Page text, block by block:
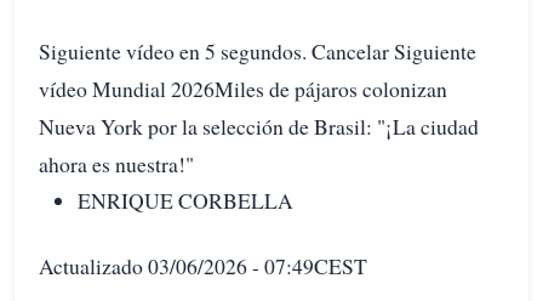
Siguiente vídeo en 5 segundos. Cancelar Siguiente
vídeo Mundial 2026Miles de pájaros colonizan
Nueva York por la selección de Brasil: "¡La ciudad
ahora es nuestra!"
ENRIQUE CORBELLA
Actualizado 03/06/2026 - 07:49CEST